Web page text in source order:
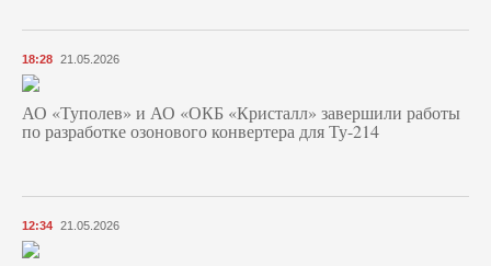
18:28 21.05.2026
АО «Туполев» и АО «ОКБ «Кристалл» завершили работы
по разработке озонового конвертера для Ту-214
12:34 21.05.2026